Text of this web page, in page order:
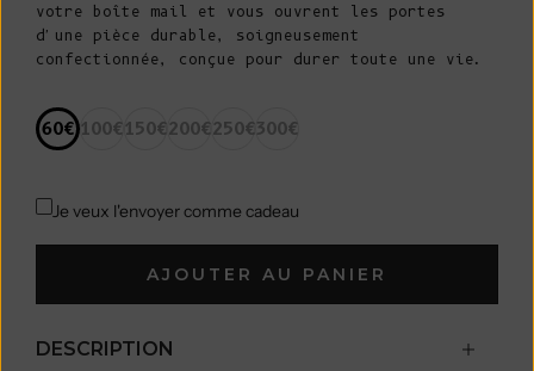
votre boîte mail et vous ouvrent les portes
d'une pièce durable, soigneusement
confectionnée, conçue pour durer toute une vie.
60€ 100€ 150€200€250€300€
Je veux l'envoyer comme cadeau
AJOUTER AU PANIER
DESCRIPTION